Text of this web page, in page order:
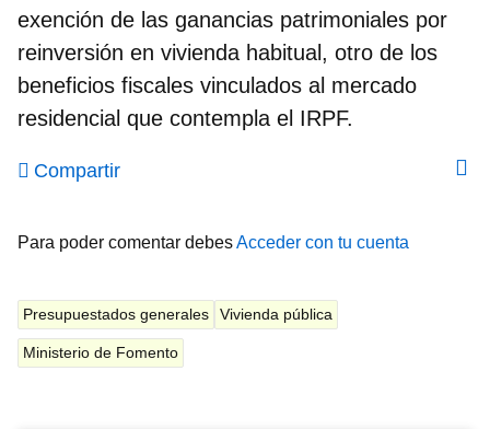
exención de las ganancias patrimoniales por
reinversión en vivienda habitual , otro de los
beneficios fiscales vinculados al mercado
residencial que contempla el IRPF.
Compartir
Para poder comentar debesAcceder con tu cuenta
Presupuestados generales Vivienda pública
Ministerio de Fomento